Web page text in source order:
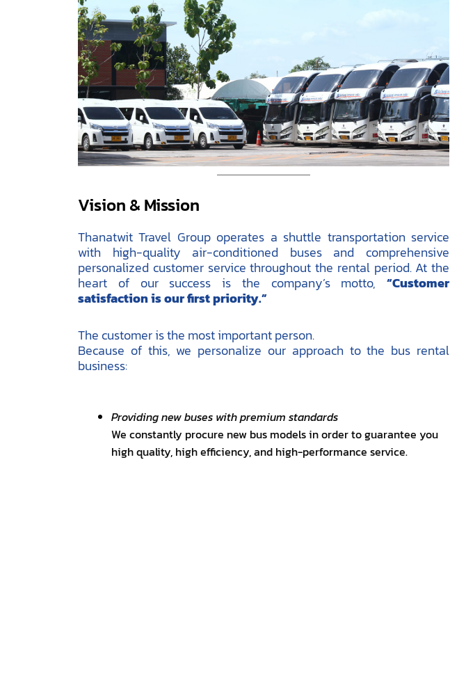
Vision & Mission
Thanatwit Travel Group operates a shuttle transportation service
with high-quality air-conditioned buses and comprehensive
personalized customer service throughout the rental period. At the
heart of our success is the company’s motto, “Customer
satisfaction is our first priority.”
The customer is the most important person.
Because of this, we personalize our approach to the bus rental
business:
Providing new buses with premium standards
We constantly procure new bus models in order to guarantee you
high quality, high efficiency, and high-performance service.